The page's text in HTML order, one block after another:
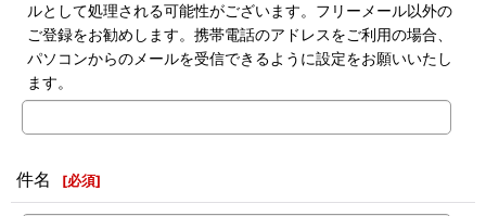
ルとして処理される可能性がございます。フリーメール以外の
ご登録をお勧めします。携帯電話のアドレスをご利用の場合、
パソコンからのメールを受信できるように設定をお願いいたし
ます。
件名 [必須]